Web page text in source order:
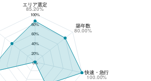
100%
80%
60%
40%
20%
0%
エリア選定
85.20%
快速・急行
100.00%
築年数
80.00%